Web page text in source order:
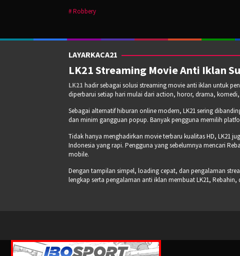
Robbery
LAYARKACA21
LK21 Streaming Movie Anti Iklan
LK21 hadir sebagai solusi streaming movie anti iklan untuk
diperbarui setiap hari mulai dari action, horor, drama,
Sebagai alternatif hiburan online modern, LK21 sering
dan minim gangguan popup. Banyak pengguna memilih
Tidak hanya menghadirkan movie terbaru kualitas HD, LK21
Indonesia yang rapi. Pengguna yang sebelumnya mencari
mobile.
Dengan tampilan simpel, loading cepat, dan pengalaman
lengkap serta pengalaman anti iklan membuat LK21, Rebahin,